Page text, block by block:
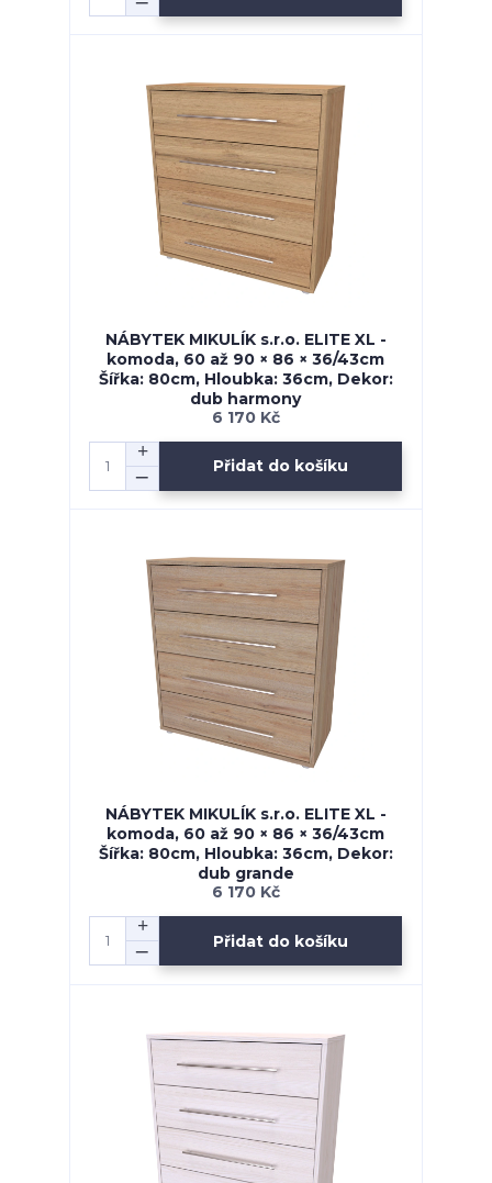
NÁBYTEK MIKULÍK s.r.o. ELITE XL -
komoda, 60 až 90 × 86 × 36/43cm
Šířka: 80cm, Hloubka: 36cm, Dekor:
dub harmony
6 170 Kč
Přidat do košíku
NÁBYTEK MIKULÍK s.r.o. ELITE XL -
komoda, 60 až 90 × 86 × 36/43cm
Šířka: 80cm, Hloubka: 36cm, Dekor:
dub grande
6 170 Kč
Přidat do košíku